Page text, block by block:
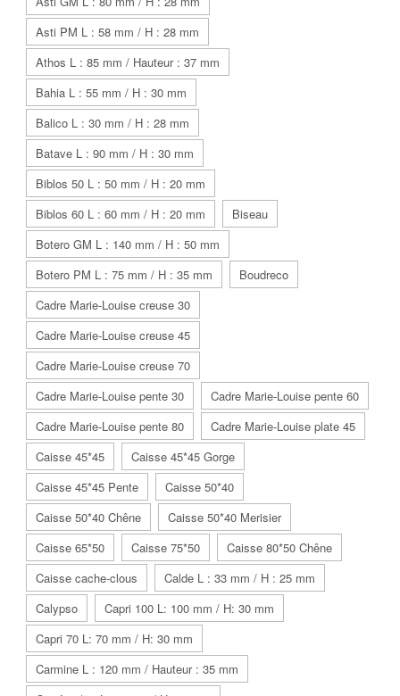
Asti PM L : 58 mm / H : 28 mm
Athos L : 85 mm / Hauteur : 37 mm
Bahia L : 55 mm / H : 30 mm
Balico L : 30 mm / H : 28 mm
Batave L : 90 mm / H : 30 mm
Biblos 50 L : 50 mm / H : 20 mm
Biblos 60 L : 60 mm / H : 20 mm
Biseau
Botero GM L : 140 mm / H : 50 mm
Botero PM L : 75 mm / H : 35 mm
Boudreco
Cadre Marie-Louise creuse 30
Cadre Marie-Louise creuse 45
Cadre Marie-Louise creuse 70
Cadre Marie-Louise pente 30
Cadre Marie-Louise pente 60
Cadre Marie-Louise pente 80
Cadre Marie-Louise plate 45
Caisse 45*45
Caisse 45*45 Gorge
Caisse 45*45 Pente
Caisse 50*40
Caisse 50*40 Chêne
Caisse 50*40 Merisier
Caisse 65*50
Caisse 75*50
Caisse 80*50 Chêne
Caisse cache-clous
Calde L : 33 mm / H : 25 mm
Calypso
Capri 100 L: 100 mm / H: 30 mm
Capri 70 L: 70 mm / H: 30 mm
Carmine L : 120 mm / Hauteur : 35 mm